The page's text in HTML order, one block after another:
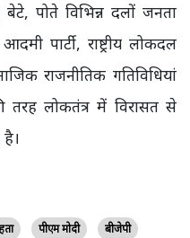
पोते विभिन्न दलों जनता
पार्टी, राष्ट्रीय लोकदल
राजनीतिक गतिविधियां
लोकतंत्र में विरासत से
पीएम मोदी
बीजेपी